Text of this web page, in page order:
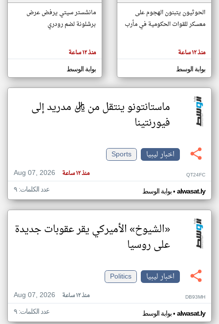
مصادر الأخبار من ليبيا
اخبار ليبيا على مدار الساعة
أهم اخبار ليبيا العاجلة والمباشرة
المقالات
الموجوده
هنا عن
وجهة
نظر
كاتبيها.
الحوثيون يتبنون الهجوم على
معسكر للقوات الحكومية في مأرب
منذ ١٢ ساعة
بوابة الوسط
مانشستر سيتي يرفض عرض
برشلونة لضم رودري
منذ ١٢ ساعة
بوابة الوسط
ماستانتونو ينتقل من ريال مدريد إلى
فيورنتينا
اخبار ليبيا
Sports
Aug 07, 2026
منذ ١٢ ساعة QT24FC
بوابة الوسط• alwasat.ly عدد الكلمات: ٩
«الشيوخ» الأميركي يقر عقوبات جديدة
على روسيا
اخبار ليبيا
Politics
Aug 07, 2026
منذ ١٢ ساعة DB93MH
بوابة الوسط• alwasat.ly عدد الكلمات: ٩
klyoum.com